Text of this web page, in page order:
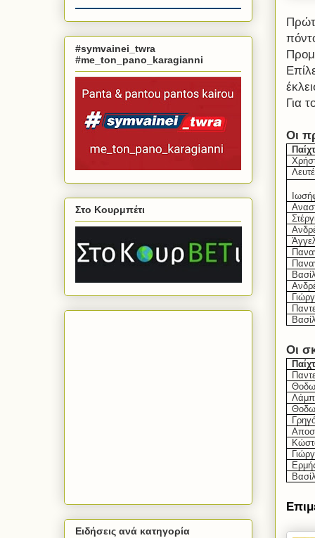
Επ
Για
Οι
Οι
#symvainei_twra
#me_ton_pano_karagianni
Στο Κουρμπέτι
Ειδήσεις ανά κατηγορία